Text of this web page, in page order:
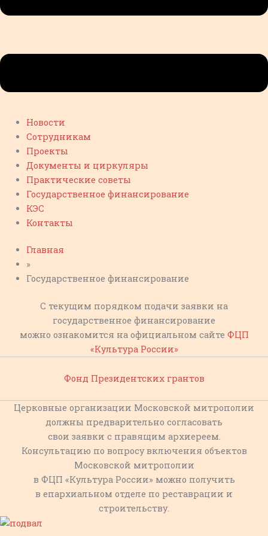
Новости
Сотрудникам
Проекты
Документы и циркуляры
Практические советы
Государственное финансирование
КЭС
Контакты
Главная
»
Государственное финансирование
С текущим порядком подачи заявки на
государственное финансирование
можно ознакомится на официальном сайте ФЦП
«Культура России»
Фонд Президентских грантов
Церковные организации Московской митрополии
должны предварительно согласовать
свои заявки с правящим архиереем.
Консультацию по вопросу включения объектов
Московской митрополии
в ФЦП «Культура России» можно получить
в епархиальном отделе по реставрации и
строительству.